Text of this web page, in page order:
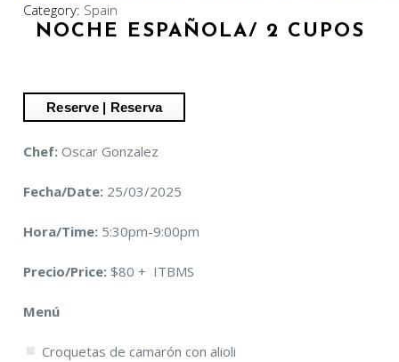
Category: Spain
NOCHE ESPAÑOLA/ 2 CUPOS
Chef: Oscar Gonzalez
Fecha/Date: 25/03/2025
Hora/Time: 5:30pm-9:00pm
Precio/Price: $80 + ITBMS
Menú
Croquetas de camarón con alioli